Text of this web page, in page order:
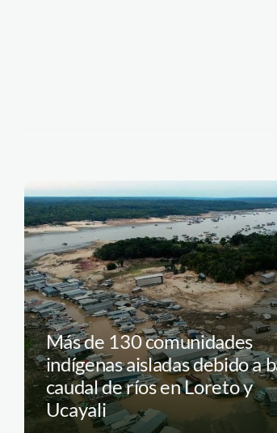
Más de 130 comunidades
indígenas aisladas debido a
caudal de ríos en Loreto y
Ucayali